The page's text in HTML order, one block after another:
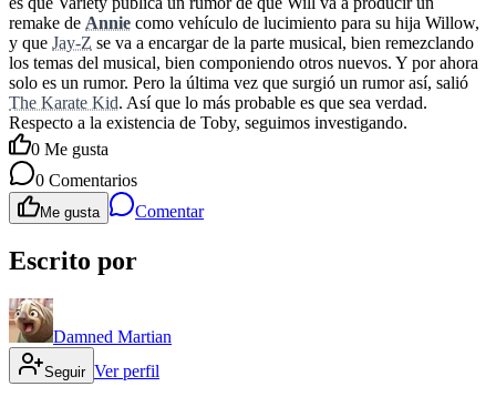
remake de Annie como vehículo de lucimiento para su hija Willow,
y que Jay-Z se va a encargar de la parte musical, bien remezclando
los temas del musical, bien componiendo otros nuevos. Y por ahora
solo es un rumor. Pero la última vez que surgió un rumor así, salió
The Karate Kid. Así que lo más probable es que sea verdad.
Respecto a la existencia de Toby, seguimos investigando.
0 Me gusta
0 Comentarios
Me gusta Comentar
Escrito por
Damned Martian
Seguir Ver perfil